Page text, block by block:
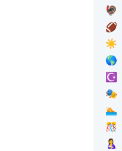
🦃
🏈
☀️
🌎
☪️
🎭
🏊
🎊
🤱